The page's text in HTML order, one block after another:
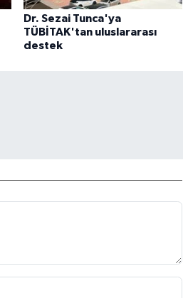
Dr. Sezai Tunca'ya
TÜBİTAK'tan uluslararası
destek